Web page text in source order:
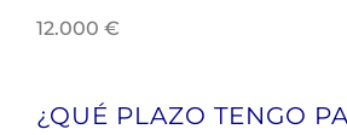
12.000 €
¿QUÉ PLAZO TENGO